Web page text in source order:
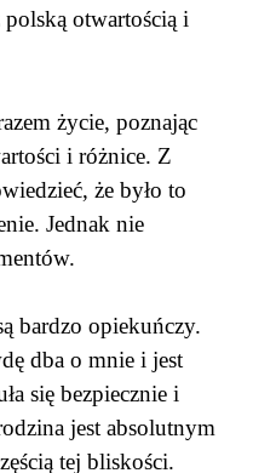
otwartością i
życie, poznając
i różnice. Z
że było to
Jednak nie
bardzo opiekuńczy.
dba o mnie i jest
się bezpiecznie i
jest absolutnym
tej bliskości.